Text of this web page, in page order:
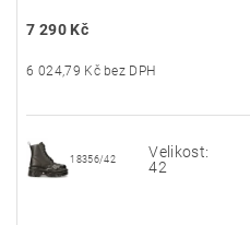
7 290 Kč
6 024,79 Kč bez DPH
18356/42
Velikost:
42